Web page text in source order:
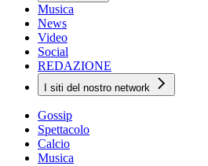
Musica
News
Video
Social
REDAZIONE
I siti del nostro network
Gossip
Spettacolo
Calcio
Musica